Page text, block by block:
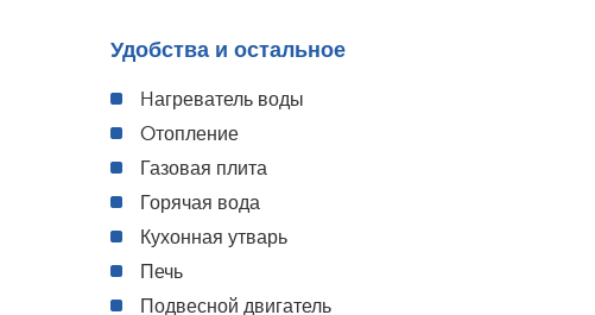
Удобства и остальное
Hагреватель воды
Oтопление
Газовая плита
Горячая вода
Кухонная утварь
Печь
Подвесной двигатель